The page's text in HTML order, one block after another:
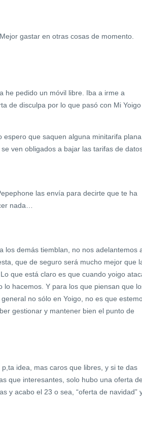
gastar en otras cosas de momento.
he pedido un móvil libre. Iba a irme a
de disculpa por lo que pasó con Mi Yoigo
que saquen alguna minitarifa plana
ven obligados a bajar las tarifas de
las envía para decirte que te ha
nada…
los demás tiemblan, no nos adelantemos
que de seguro será mucho mejor que
que está claro es que cuando yoigo
lo hacemos. Y para los que piensan que
no sólo en Yoigo, no es que
gestionar y mantener bien el punto de
idea, mas caros que libres, y si te das
que interesantes, solo hubo una oferta de
y acabo el 23 o sea, “oferta de navidad”